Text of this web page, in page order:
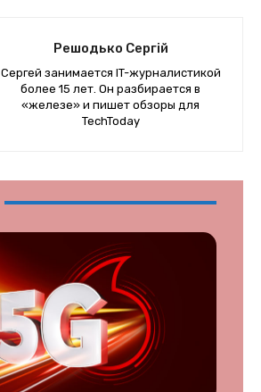
Решодько Сергій
Сергей занимается IT-журналистикой
более 15 лет. Он разбирается в
«железе» и пишет обзоры для
TechToday